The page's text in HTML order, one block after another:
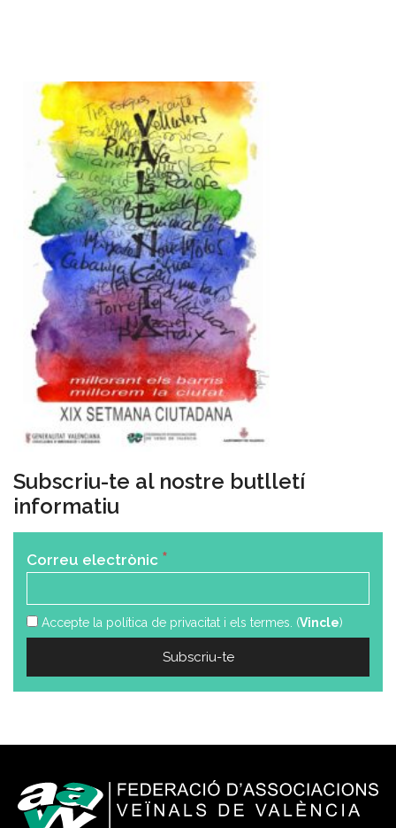
Subscriu-te al nostre butlletí
informatiu
Correu electrònic *
Accepte la política de privacitat i els termes. (Vincle)